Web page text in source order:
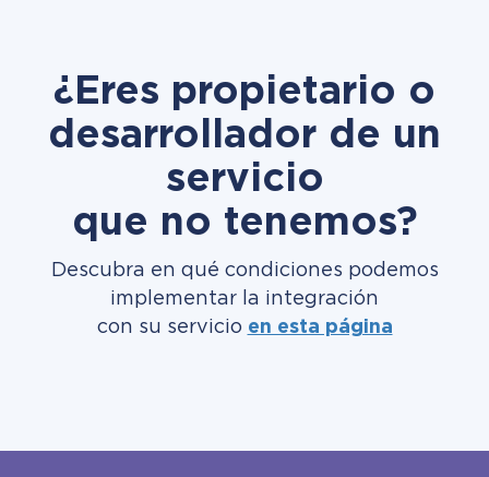
¿Eres propietario o
desarrollador de un
servicio
que no tenemos?
Descubra en qué condiciones podemos
implementar la integración
con su servicio en esta página